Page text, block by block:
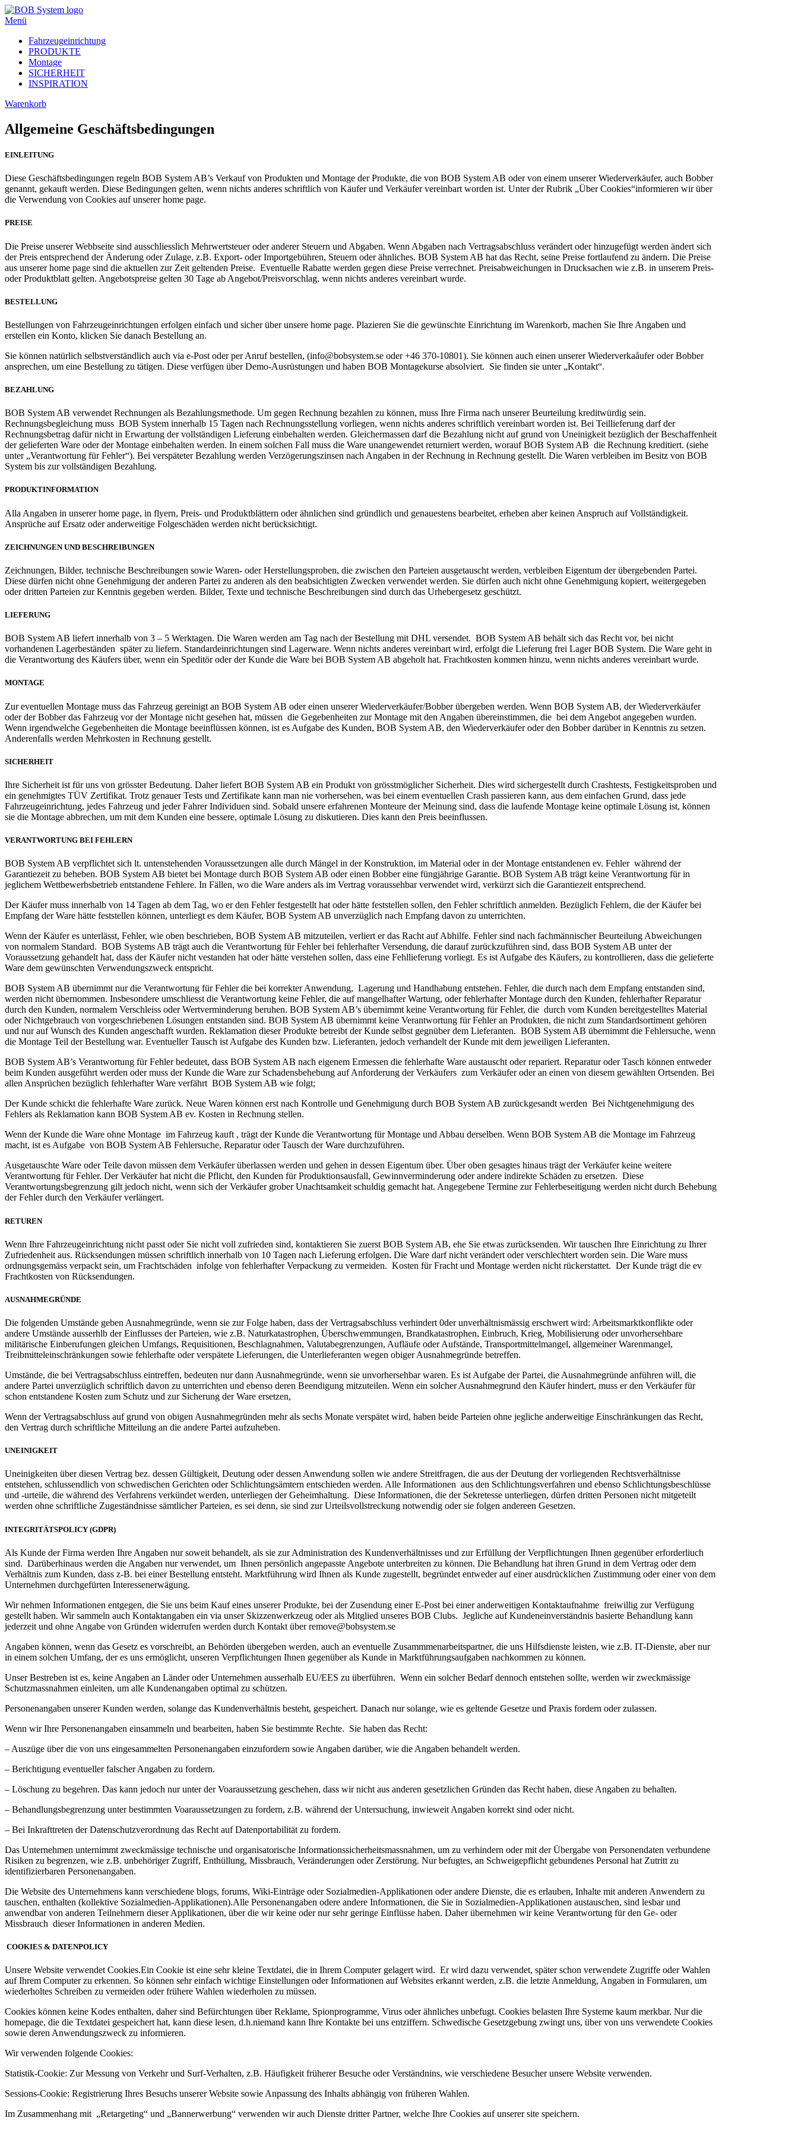
Menü
Fahrzeugeinrichtung
PRODUKTE
Montage
SICHERHEIT
INSPIRATION
Warenkorb
Allgemeine Geschäftsbedingungen
EINLEITUNG
Diese Geschäftsbedingungen regeln BOB System AB’s Verkauf von Produkten und Montage der Produkte, die von BOB System AB oder von einem unserer Wiederverkäufer, auch Bobber
genannt, gekauft werden. Diese Bedingungen gelten, wenn nichts anderes schriftlich von Käufer und Verkäufer vereinbart worden ist. Unter der Rubrik „Über Cookies“informieren wir über
die Verwendung von Cookies auf unserer home page.
PREISE
Die Preise unserer Webbseite sind ausschliesslich Mehrwertsteuer oder anderer Steuern und Abgaben. Wenn Abgaben nach Vertragsabschluss verändert oder hinzugefügt werden ändert sich
der Preis entsprechend der Änderung oder Zulage, z.B. Export- oder Importgebühren, Steuern oder ähnliches. BOB System AB hat das Recht, seine Preise fortlaufend zu ändern. Die Preise
aus unserer home page sind die aktuellen zur Zeit geltenden Preise. Eventuelle Rabatte werden gegen diese Preise verrechnet. Preisabweichungen in Drucksachen wie z.B. in unserem Preis-
oder Produktblatt gelten. Angebotspreise gelten 30 Tage ab Angebot/Preisvorschlag, wenn nichts anderes vereinbart wurde.
BESTELLUNG
Bestellungen von Fahrzeugeinrichtungen erfolgen einfach und sicher über unsere home page. Plazieren Sie die gewünschte Einrichtung im Warenkorb, machen Sie Ihre Angaben und
erstellen ein Konto, klicken Sie danach Bestellung an.
Sie können natürlich selbstverständlich auch via e-Post oder per Anruf bestellen, (info@bobsystem.se oder +46 370-10801). Sie können auch einen unserer Wiederverkaåufer oder Bobber
ansprechen, um eine Bestellung zu tätigen. Diese verfügen über Demo-Ausrüstungen und haben BOB Montagekurse absolviert. Sie finden sie unter „Kontakt“.
BEZAHLUNG
BOB System AB verwendet Rechnungen als Bezahlungsmethode. Um gegen Rechnung bezahlen zu können, muss Ihre Firma nach unserer Beurteilung kreditwürdig sein.
Rechnungsbegleichung muss BOB System innerhalb 15 Tagen nach Rechnungsstellung vorliegen, wenn nichts anderes schriftlich vereinbart worden ist. Bei Teillieferung darf der
Rechnungsbetrag dafür nicht in Erwartung der vollständigen Lieferung einbehalten werden. Gleichermassen darf die Bezahlung nicht auf grund von Uneinigkeit bezüglich der Beschaffenheit
der gelieferten Ware oder der Montage einbehalten werden. In einem solchen Fall muss die Ware unangewendet returniert werden, worauf BOB System AB die Rechnung kreditiert. (siehe
unter „Verantwortung für Fehler“). Bei verspäteter Bezahlung werden Verzögerungszinsen nach Angaben in der Rechnung in Rechnung gestellt. Die Waren verbleiben im Besitz von BOB
System bis zur vollständigen Bezahlung.
PRODUKTINFORMATION
Alla Angaben in unserer home page, in flyern, Preis- und Produktblättern oder ähnlichen sind gründlich und genauestens bearbeitet, erheben aber keinen Anspruch auf Vollständigkeit.
Ansprüche auf Ersatz oder anderweitige Folgeschäden werden nicht berücksichtigt.
ZEICHNUNGEN UND BESCHREIBUNGEN
Zeichnungen, Bilder, technische Beschreibungen sowie Waren- oder Herstellungsproben, die zwischen den Parteien ausgetauscht werden, verbleiben Eigentum der übergebenden Partei.
Diese dürfen nicht ohne Genehmigung der anderen Partei zu anderen als den beabsichtigten Zwecken verwendet werden. Sie dürfen auch nicht ohne Genehmigung kopiert, weitergegeben
oder dritten Parteien zur Kenntnis gegeben werden. Bilder, Texte und technische Beschreibungen sind durch das Urhebergesetz geschützt.
LIEFERUNG
BOB System AB liefert innerhalb von 3 – 5 Werktagen. Die Waren werden am Tag nach der Bestellung mit DHL versendet. BOB System AB behält sich das Recht vor, bei nicht
vorhandenen Lagerbeständen später zu liefern. Standardeinrichtungen sind Lagerware. Wenn nichts anderes vereinbart wird, erfolgt die Lieferung frei Lager BOB System. Die Ware geht in
die Verantwortung des Käufers über, wenn ein Speditör oder der Kunde die Ware bei BOB System AB abgeholt hat. Frachtkosten kommen hinzu, wenn nichts anderes vereinbart wurde.
MONTAGE
Zur eventuellen Montage muss das Fahrzeug gereinigt an BOB System AB oder einen unserer Wiederverkäufer/Bobber übergeben werden. Wenn BOB System AB, der Wiederverkäufer
oder der Bobber das Fahrzeug vor der Montage nicht gesehen hat, müssen die Gegebenheiten zur Montage mit den Angaben übereinstimmen, die bei dem Angebot angegeben wurden.
Wenn irgendwelche Gegebenheiten die Montage beeinflüssen können, ist es Aufgabe des Kunden, BOB System AB, den Wiederverkäufer oder den Bobber darüber in Kenntnis zu setzen.
Anderenfalls werden Mehrkosten in Rechnung gestellt.
SICHERHEIT
Ihre Sicherheit ist für uns von grösster Bedeutung. Daher liefert BOB System AB ein Produkt von grösstmöglicher Sicherheit. Dies wird sichergestellt durch Crashtests, Festigkeitsproben und
ein genehmigtes TÜV Zertifikat. Trotz genauer Tests und Zertifikate kann man nie vorhersehen, was bei einem eventuellen Crash passieren kann, aus dem einfachen Grund, dass jede
Fahrzeugeinrichtung, jedes Fahrzeug und jeder Fahrer Individuen sind. Sobald unsere erfahrenen Monteure der Meinung sind, dass die laufende Montage keine optimale Lösung ist, können
sie die Montage abbrechen, um mit dem Kunden eine bessere, optimale Lösung zu diskutieren. Dies kann den Preis beeinflussen.
VERANTWORTUNG BEI FEHLERN
BOB System AB verpflichtet sich lt. untenstehenden Voraussetzungen alle durch Mängel in der Konstruktion, im Material oder in der Montage entstandenen ev. Fehler während der
Garantiezeit zu beheben. BOB System AB bietet bei Montage durch BOB System AB oder einen Bobber eine füngjährige Garantie. BOB System AB trägt keine Verantwortung für in
jeglichem Wettbewerbsbetrieb entstandene Fehlere. In Fällen, wo die Ware anders als im Vertrag voraussehbar verwendet wird, verkürzt sich die Garantiezeit entsprechend.
Der Käufer muss innerhalb von 14 Tagen ab dem Tag, wo er den Fehler festgestellt hat oder hätte feststellen sollen, den Fehler schriftlich anmelden. Bezüglich Fehlern, die der Käufer bei
Empfang der Ware hätte feststellen können, unterliegt es dem Käufer, BOB System AB unverzüglich nach Empfang davon zu unterrichten.
Wenn der Käufer es unterlässt, Fehler, wie oben beschrieben, BOB System AB mitzuteilen, verliert er das Racht auf Abhilfe. Fehler sind nach fachmännischer Beurteilung Abweichungen
von normalem Standard. BOB Systems AB trägt auch die Verantwortung für Fehler bei fehlerhafter Versendung, die darauf zurückzuführen sind, dass BOB System AB unter der
Voraussetzung gehandelt hat, dass der Käufer nicht vestanden hat oder hätte verstehen sollen, dass eine Fehllieferung vorliegt. Es ist Aufgabe des Käufers, zu kontrollieren, dass die gelieferte
Ware dem gewünschten Verwendungszweck entspricht.
BOB System AB übernimmt nur die Verantwortung für Fehler die bei korrekter Anwendung, Lagerung und Handhabung entstehen. Fehler, die durch nach dem Empfang entstanden sind,
werden nicht übernommen. Insbesondere umschliesst die Verantwortung keine Fehler, die auf mangelhafter Wartung, oder fehlerhafter Montage durch den Kunden, fehlerhafter Reparatur
durch den Kunden, normalem Verschleiss oder Wertverminderung beruhen. BOB System AB’s übernimmt keine Verantwortung für Fehler, die durch vom Kunden bereitgestelltes Material
oder Nichtgebrauch von vorgeschriebenen Lösungen entstanden sind. BOB System AB übernimmt keine Verantwortung für Fehler an Produkten, die nicht zum Standardsortiment gehören
und nur auf Wunsch des Kunden angeschafft wurden. Reklamation dieser Produkte betreibt der Kunde selbst gegnüber dem Lieferanten. BOB System AB übernimmt die Fehlersuche, wenn
die Montage Teil der Bestellung war. Eventueller Tausch ist Aufgabe des Kunden bzw. Lieferanten, jedoch verhandelt der Kunde mit dem jeweiligen Lieferanten.
BOB System AB’s Verantwortung für Fehler bedeutet, dass BOB System AB nach eigenem Ermessen die fehlerhafte Ware austauscht oder repariert. Reparatur oder Tasch können entweder
beim Kunden ausgeführt werden oder muss der Kunde die Ware zur Schadensbehebung auf Anforderung der Verkäufers zum Verkäufer oder an einen von diesem gewählten Ortsenden. Bei
allen Ansprüchen bezüglich fehlerhafter Ware verfährt BOB System AB wie folgt;
Der Kunde schickt die fehlerhafte Ware zurück. Neue Waren können erst nach Kontrolle und Genehmigung durch BOB System AB zurückgesandt werden Bei Nichtgenehmigung des
Fehlers als Reklamation kann BOB System AB ev. Kosten in Rechnung stellen.
Wenn der Kunde die Ware ohne Montage im Fahrzeug kauft , trägt der Kunde die Verantwortung für Montage und Abbau derselben. Wenn BOB System AB die Montage im Fahrzeug
macht, ist es Aufgabe von BOB System AB Fehlersuche, Reparatur oder Tausch der Ware durchzuführen.
Ausgetauschte Ware oder Teile davon müssen dem Verkäufer überlassen werden und gehen in dessen Eigentum über. Über oben gesagtes hinaus trägt der Verkäufer keine weitere
Verantwortung für Fehler. Der Verkäufer hat nicht die Pflicht, den Kunden für Produktionsausfall, Gewinnverminderung oder andere indirekte Schäden zu ersetzen. Diese
Verantwortungsbegrenzung gilt jedoch nicht, wenn sich der Verkäufer grober Unachtsamkeit schuldig gemacht hat. Angegebene Termine zur Fehlerbeseitigung werden nicht durch Behebung
der Fehler durch den Verkäufer verlängert.
RETUREN
Wenn Ihre Fahrzeugeinrichtung nicht passt oder Sie nicht voll zufrieden sind, kontaktieren Sie zuerst BOB System AB, ehe Sie etwas zurücksenden. Wir tauschen Ihre Einrichtung zu Ihrer
Zufriedenheit aus. Rücksendungen müssen schriftlich innerhalb von 10 Tagen nach Lieferung erfolgen. Die Ware darf nicht verändert oder verschlechtert worden sein. Die Ware muss
ordnungsgemäss verpackt sein, um Frachtschäden infolge von fehlerhafter Verpackung zu vermeiden. Kosten für Fracht und Montage werden nicht rückerstattet. Der Kunde trägt die ev
Frachtkosten von Rücksendungen.
AUSNAHMEGRÜNDE
Die folgenden Umstände geben Ausnahmegründe, wenn sie zur Folge haben, dass der Vertragsabschluss verhindert 0der unverhältnismässig erschwert wird: Arbeitsmarktkonflikte oder
andere Umstände ausserhlb der Einflusses der Parteien, wie z.B. Naturkatastrophen, Überschwemmungen, Brandkatastrophen, Einbruch, Krieg, Mobilisierung oder unvorhersehbare
militärische Einberufungen gleichen Umfangs, Requisitionen, Beschlagnahmen, Valutabegrenzungen, Aufläufe oder Aufstände, Transportmittelmangel, allgemeiner Warenmangel,
Treibmitteleinschränkungen sowie fehlerhafte oder verspätete Lieferungen, die Unterlieferanten wegen obiger Ausnahmegründe betreffen.
Umstände, die bei Vertragsabschluss eintreffen, bedeuten nur dann Ausnahmegründe, wenn sie unvorhersehbar waren. Es ist Aufgabe der Partei, die Ausnahmegründe anführen will, die
andere Partei unverzüglich schriftlich davon zu unterrichten und ebenso deren Beendigung mitzuteilen. Wenn ein solcher Ausnahmegrund den Käufer hindert, muss er den Verkäufer für
schon entstandene Kosten zum Schutz und zur Sicherung der Ware ersetzen,
Wenn der Vertragsabschluss auf grund von obigen Ausnahmegründen mehr als sechs Monate verspätet wird, haben beide Parteien ohne jegliche anderweitige Einschränkungen das Recht,
den Vertrag durch schriftliche Mitteilung an die andere Partei aufzuheben.
UNEINIGKEIT
Uneinigkeiten über diesen Vertrag bez. dessen Gültigkeit, Deutung oder dessen Anwendung sollen wie andere Streitfragen, die aus der Deutung der vorliegenden Rechtsverhältnisse
entstehen, schlussendlich von schwedischen Gerichten oder Schlichtungsämtern entschieden werden. Alle Informationen aus den Schlichtungsverfahren und ebenso Schlichtungsbeschlüsse
und -urteile, die während des Verfahrens verkündet werden, unterliegen der Geheimhaltung. Diese Informationen, die der Sekretesse unterliegen, dürfen dritten Personen nicht mitgeteilt
werden ohne schriftliche Zugeständnisse sämtlicher Parteien, es sei denn, sie sind zur Urteilsvollstreckung notwendig oder sie folgen andereen Gesetzen.
INTEGRITÄTSPOLICY (GDPR)
Als Kunde der Firma werden Ihre Angaben nur soweit behandelt, als sie zur Administration des Kundenverhältnisses und zur Erfüllung der Verpflichtungen Ihnen gegenüber erforderliuch
sind. Darüberhinaus werden die Angaben nur verwendet, um Ihnen persönlich angepasste Angebote unterbreiten zu können. Die Behandlung hat ihren Grund in dem Vertrag oder dem
Verhältnis zum Kunden, dass z-B. bei einer Bestellung entsteht. Marktführung wird Ihnen als Kunde zugestellt, begründet entweder auf einer ausdrücklichen Zustimmung oder einer von dem
Unternehmen durchgefürten Interessenerwägung.
Wir nehmen Informationen entgegen, die Sie uns beim Kauf eines unserer Produkte, bei der Zusendung einer E-Post bei einer anderweitigen Kontaktaufnahme freiwillig zur Verfügung
gestellt haben. Wir sammeln auch Kontaktangaben ein via unser Skizzenwerkzeug oder als Mitglied unseres BOB Clubs. Jegliche auf Kundeneinverständnis basierte Behandlung kann
jederzeit und ohne Angabe von Gründen widerrufen werden durch Kontakt über remove@bobsystem.se
Angaben können, wenn das Gesetz es vorschreibt, an Behörden übergeben werden, auch an eventuelle Zusammmenarbeitspartner, die uns Hilfsdienste leisten, wie z.B. IT-Dienste, aber nur
in einem solchen Umfang, der es uns ermöglicht, unseren Verpflichtungen Ihnen gegenüber als Kunde in Marktführungsaufgaben nachkommen zu können.
Unser Bestreben ist es, keine Angaben an Länder oder Unternehmen ausserhalb EU/EES zu überführen. Wenn ein solcher Bedarf dennoch entstehen sollte, werden wir zweckmässige
Schutzmassnahmen einleiten, um alle Kundenangaben optimal zu schützen.
Personenangaben unserer Kunden werden, solange das Kundenverhältnis besteht, gespeichert. Danach nur solange, wie es geltende Gesetze und Praxis fordern oder zulassen.
Wenn wir Ihre Personenangaben einsammeln und bearbeiten, haben Sie bestimmte Rechte. Sie haben das Recht:
– Auszüge über die von uns eingesammelten Personenangaben einzufordern sowie Angaben darüber, wie die Angaben behandelt werden.
– Berichtigung eventueller falscher Angaben zu fordern.
– Löschung zu begehren. Das kann jedoch nur unter der Voaraussetzung geschehen, dass wir nicht aus anderen gesetzlichen Gründen das Recht haben, diese Angaben zu behalten.
– Behandlungsbegrenzung unter bestimmten Voaraussetzungen zu fordern, z.B. während der Untersuchung, inwieweit Angaben korrekt sind oder nicht.
– Bei Inkrafttreten der Datenschutzverordnung das Recht auf Datenportabilität zu fordern.
Das Unternehmen unternimmt zweckmässige technische und organisatorische Informationssicherheitsmassnahmen, um zu verhindern oder mit der Übergabe von Personendaten verbundene
Risiken zu begrenzen, wie z.B. unbehöriger Zugriff, Enthüllung, Missbrauch, Veränderungen oder Zerstörung. Nur befugtes, an Schweigepflicht gebundenes Personal hat Zutritt zu
identifizierbaren Personenangaben.
Die Website des Unternehmens kann verschiedene blogs, forums, Wiki-Einträge oder Sozialmedien-Applikationen oder andere Dienste, die es erlauben, Inhalte mit anderen Anwendern zu
tauschen, enthalten (kollektive Sozialmedien-Applikationen).Alle Personenangaben odere andere Informationen, die Sie in Sozialmedien-Applikationen austauschen, sind lesbar und
anwendbar von anderen Teilnehmern dieser Applikationen, über die wir keine oder nur sehr geringe Einflüsse haben. Daher übernehmen wir keine Verantwortung für den Ge- oder
Missbrauch dieser Informationen in anderen Medien.
COOKIES & DATENPOLICY
Unsere Website verwendet Cookies.Ein Cookie ist eine sehr kleine Textdatei, die in Ihrem Computer gelagert wird. Er wird dazu verwendet, später schon verwendete Zugriffe oder Wahlen
auf Ihrem Computer zu erkennen. So können sehr einfach wichtige Einstellungen oder Informationen auf Websites erkannt werden, z.B. die letzte Anmeldung, Angaben in Formularen, um
wiederholtes Schreiben zu vermeiden oder frühere Wahlen wiederholen zu müssen.
Cookies können keine Kodes enthalten, daher sind Befürchtungen über Reklame, Spionprogramme, Virus oder ähnliches unbefugt. Cookies belasten Ihre Systeme kaum merkbar. Nur die
homepage, die die Textdatei gespeichert hat, kann diese lesen, d.h.niemand kann Ihre Kontakte bei uns entziffern. Schwedische Gesetzgebung zwingt uns, über von uns verwendete Cookies
sowie deren Anwendungszweck zu informieren.
Wir verwenden folgende Cookies:
Statistik-Cookie: Zur Messung von Verkehr und Surf-Verhalten, z.B. Häufigkeit früherer Besuche oder Verständnins, wie verschiedene Besucher unsere Website verwenden.
Sessions-Cookie: Registrierung Ihres Besuchs unserer Website sowie Anpassung des Inhalts abhängig von früheren Wahlen.
Im Zusammenhang mit „Retargeting“ und „Bannerwerbung“ verwenden wir auch Dienste dritter Partner, welche Ihre Cookies auf unserer site speichern.